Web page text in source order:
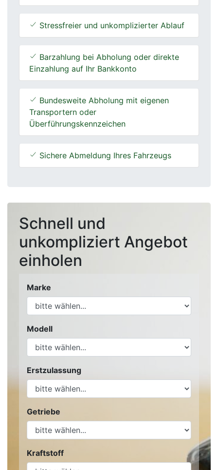
Stressfreier und unkomplizierter Ablauf
Barzahlung bei Abholung oder direkte
Einzahlung auf Ihr Bankkonto
Bundesweite Abholung mit eigenen
Transportern oder
Überführungskennzeichen
Sichere Abmeldung Ihres Fahrzeugs
Schnell und
unkompliziert Angebot
einholen
Marke
Modell
Erstzulassung
Getriebe
Kraftstoff